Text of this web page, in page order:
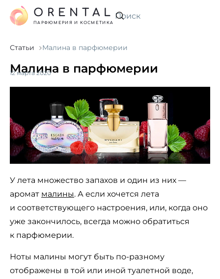
Искать
ORENTAL
ПАРФЮМЕРИЯ И КОСМЕТИКА
Статьи Малина в парфюмерии
Малина в парфюмерии
12 марта 2020
У лета множество запахов и один из них —
аромат малины. А если хочется лета
и соответствующего настроения, или, когда оно
уже закончилось, всегда можно обратиться
к парфюмерии.
Ноты малины могут быть по-разному
отображены в той или иной туалетной воде,